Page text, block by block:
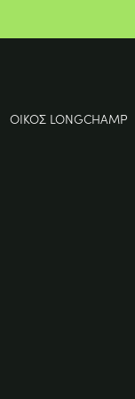
ΟΙΚΟΣ LONGCHAMP